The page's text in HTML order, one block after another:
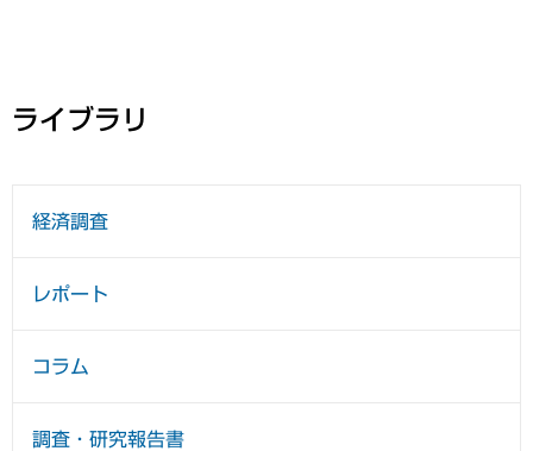
ライブラリ
経済調査
レポート
コラム
調査・研究報告書